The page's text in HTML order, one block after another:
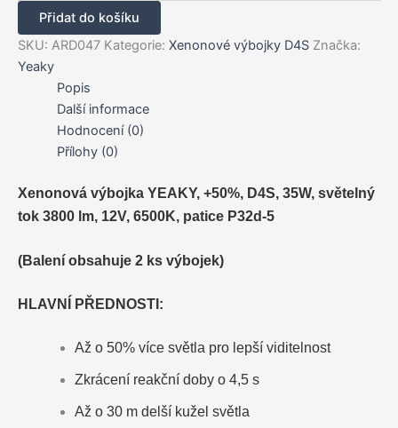
Yeaky
+50%
Power
(2ks)
množství
Přidat do košíku
SKU: ARD047 Kategorie: Xenonové výbojky D4S Značka:
Yeaky
Popis
Další informace
Hodnocení (0)
Přílohy (0)
Xenonová výbojka YEAKY, +50%, D4S, 35W, světelný
tok 3800 lm, 12V, 6500K, patice P32d-5
(Balení obsahuje 2 ks výbojek)
HLAVNÍ PŘEDNOSTI:
Až o 50% více světla pro lepší viditelnost
Zkrácení reakční doby o 4,5 s
Až o 30 m delší kužel světla